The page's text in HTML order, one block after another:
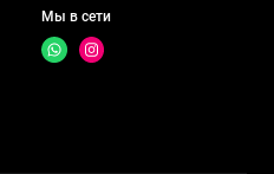
Мы в сети